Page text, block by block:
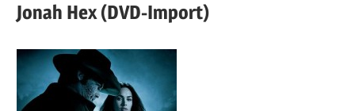
Jonah Hex (DVD-Import)